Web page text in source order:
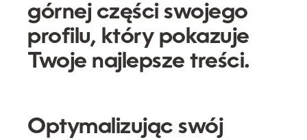
górnej części swojego
profilu, który pokazuje
Twoje najlepsze treści.
Optymalizując swój